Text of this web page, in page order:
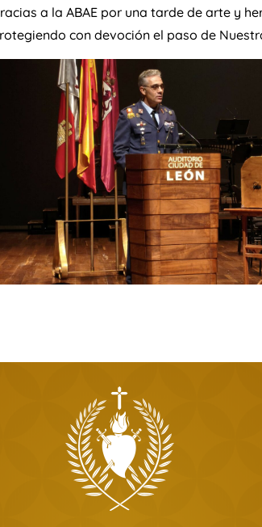
a la ABAE por una tarde de arte y
con devoción el paso de